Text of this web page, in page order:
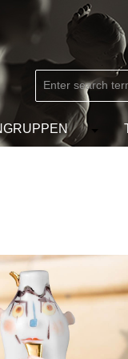
the category
the dropdown menu
Open